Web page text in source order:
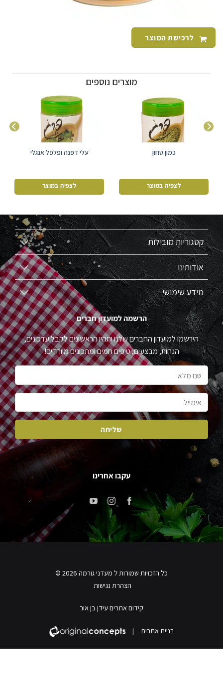
לרכישת המוצר
מוצרים נוספים
כמון טחון
לצפיה במוצר
עלי דפנה ופלפל אנגלי
לצפיה במוצר
קטגוריות מובילות
אודותינו
מידע שימושי
הרשמה למועדון חברים
הירשמו למועדון החברים שלנו ותהיו הראשונים לקבל עדכונים,
הנחות, מבצעים, טיפים חמים ומתכונים מיוחדים!
עקבו אחרינו
כל הזכויות שמורות ל מעדני גורמה 2026 ©
הצהרת נגישות
קידום אתרים עידן בן אור
בניית אתרים |